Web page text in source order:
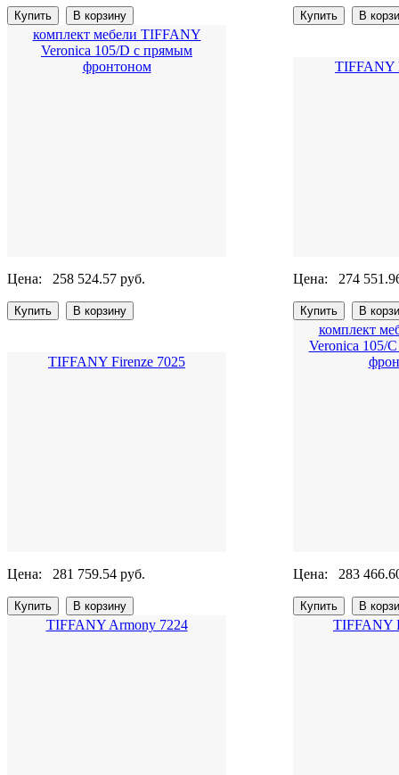
комплект мебели TIFFANY
Veronica 105/D с прямым
фронтоном
Цена: 258 524.57 руб.
TIFFANY
Цена: 274
TIFFANY Firenze 7025
Цена: 281 759.54 руб.
комплект
Veronica 105/
Цена: 283
TIFFANY Armony 7224 TIFFANY